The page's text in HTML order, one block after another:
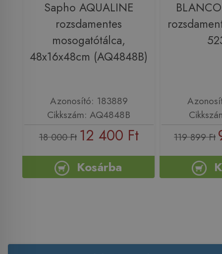
Sapho AQUALINE
rozsdamentes
mosogatótálca,
48x16x48cm (AQ4848B)
Azonosító: 183889
Cikkszám: AQ4848B
18 000 Ft 12 400 Ft
Kosárba
119 899 Ft